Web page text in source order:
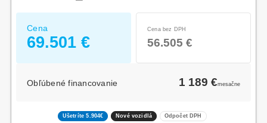
Cena
69.501 €
Cena bez DPH
56.505 €
Obľúbené financovanie 1 189 €mesačne
Ušetríte 5.904€ Nové vozidlá Odpočet DPH